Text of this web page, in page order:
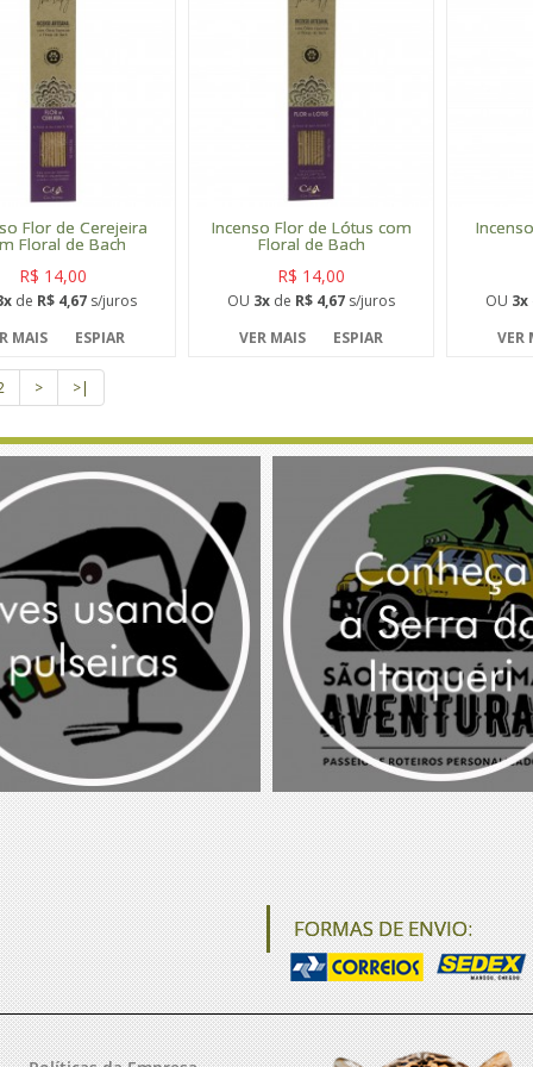
Flor de Cerejeira
Floral de Bach
R$ 14,00
de R$ 4,67 s/juros
MAIS
ESPIAR
Incenso Flor de Lótus com
Floral de Bach
R$ 14,00
OU 3x de R$ 4,67 s/juros
VER MAIS
ESPIAR
OU 3x
VER
> >|
FORMAS DE ENVIO: